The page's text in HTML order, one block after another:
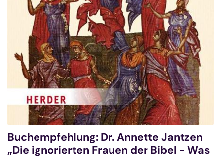
Buchempfehlung: Dr. Annette Jantzen
„Die ignorierten Frauen der Bibel - Was